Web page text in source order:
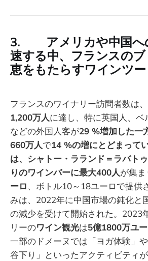
3. アメリカや中国へ
速する中、フランスの
恵をもたらすワインツ
フランスのワイナリー訪問者数は、
1,200万人に達し、特に英国人、ベ
などの外国人客が29 %増加した一
660万人で14 %の増にとどまって
は、シャトー・ラランド＝ラバト
りのワインバーに最大400人が集
ーロ、ボトル10～18ユーロで提供
みは、2022年に中国市場の鈍化と
の減少を受けて開始された。2023
リーのワイン観光は5億1800万ユ
一部のドメーヌでは「ヨガ体験」
谷下り」といったアクティビティ